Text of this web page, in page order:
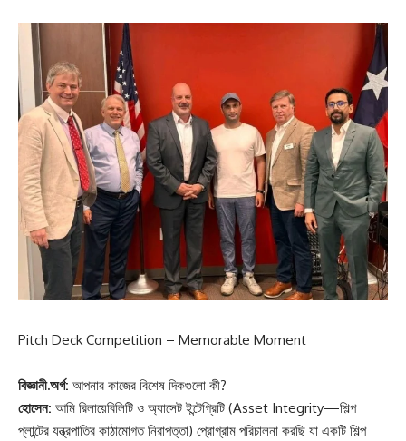
Pitch Deck Competition – Memorable Moment
বিজ্ঞানী.অর্গ: আপনার কাজের বিশেষ দিকগুলো কী?
হোসেন: আমি রিলায়েবিলিটি ও অ্যাসেট ইন্টেগ্রিটি (Asset Integrity—শিল্প
প্লান্টের যন্ত্রপাতির কাঠামোগত নিরাপত্তা) প্রোগ্রাম পরিচালনা করছি যা একটি শিল্প